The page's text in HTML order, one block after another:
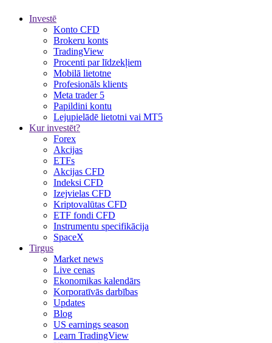
Investē
Konto CFD
Brokeru konts
TradingView
Procenti par līdzekļiem
Mobilā lietotne
Profesionāls klients
Meta trader 5
Papildini kontu
Lejupielādē lietotni vai MT5
Kur investēt?
Forex
Akcijas
ETFs
Akcijas CFD
Indeksi CFD
Izejvielas CFD
Kriptovalūtas CFD
ETF fondi CFD
Instrumentu specifikācija
SpaceX
Tirgus
Market news
Live cenas
Ekonomikas kalendārs
Korporatīvās darbības
Updates
Blog
US earnings season
Learn TradingView